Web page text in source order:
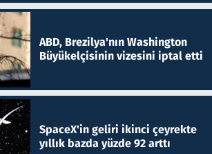
ABD, Brezilya'nın Washington
Büyükelçisinin vizesini iptal etti
SpaceX'in geliri ikinci çeyrekte
yıllık bazda yüzde 92 arttı